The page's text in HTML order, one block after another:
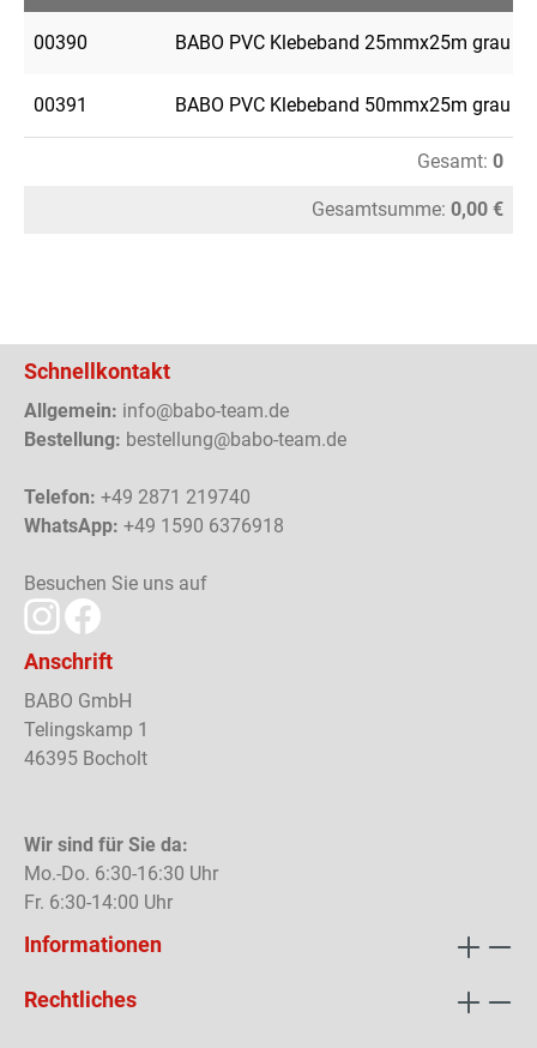
00390 BABO PVC Klebeband 25mmx25m grau
00391 BABO PVC Klebeband 50mmx25m grau
Gesamt: 0
Gesamtsumme: 0,00 €
Schnellkontakt
Allgemein: info@babo-team.de
Bestellung: bestellung@babo-team.de
Telefon: +49 2871 219740
WhatsApp: +49 1590 6376918
Besuchen Sie uns auf
Anschrift
BABO GmbH
Telingskamp 1
46395 Bocholt
Wir sind für Sie da:
Mo.-Do. 6:30-16:30 Uhr
Fr. 6:30-14:00 Uhr
Informationen
Rechtliches